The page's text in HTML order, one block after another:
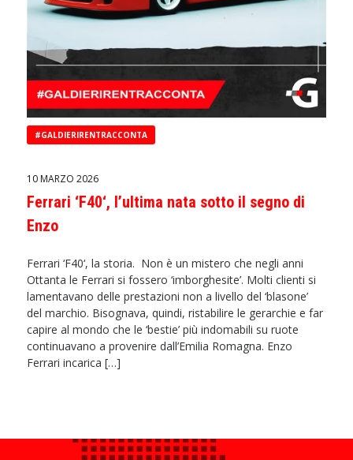
#GALDIERIRENTRACCONTA
10 MARZO 2026
Ferrari ‘F40‘, l’ultima nata sotto il segno di
Enzo
Ferrari ‘F40‘, la storia. Non è un mistero che negli anni
Ottanta le Ferrari si fossero ‘imborghesite’. Molti clienti si
lamentavano delle prestazioni non a livello del ‘blasone’
del marchio. Bisognava, quindi, ristabilire le gerarchie e far
capire al mondo che le ‘bestie’ più indomabili su ruote
continuavano a provenire dall’Emilia Romagna. Enzo
Ferrari incarica […]